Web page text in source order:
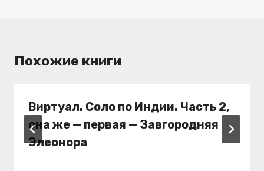
Похожие книги
Виртуал. Соло по Индии. Часть 2,
она же — первая — Завгородняя
Элеонора